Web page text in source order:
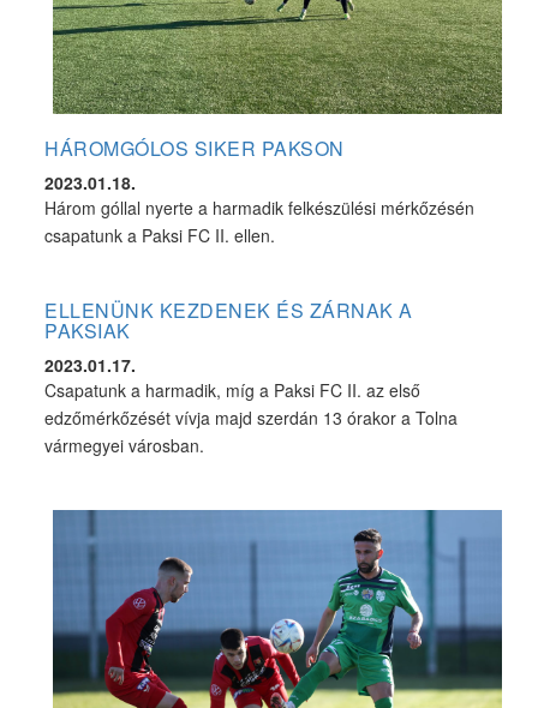
HÁROMGÓLOS SIKER PAKSON
2023.01.18.
Három góllal nyerte a harmadik felkészülési mérkőzésén
csapatunk a Paksi FC II. ellen.
ELLENÜNK KEZDENEK ÉS ZÁRNAK A
PAKSIAK
2023.01.17.
Csapatunk a harmadik, míg a Paksi FC II. az első
edzőmérkőzését vívja majd szerdán 13 órakor a Tolna
vármegyei városban.